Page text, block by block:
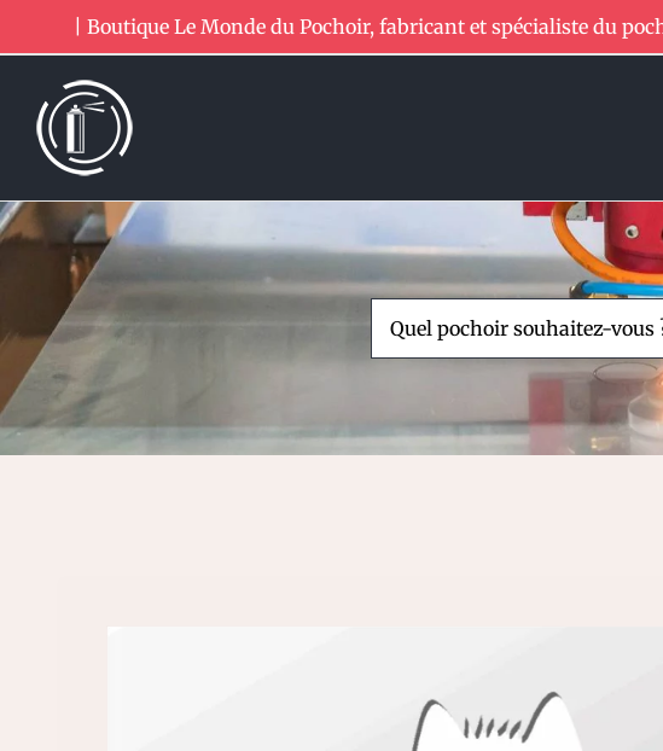
au
contenu
| Boutique Le Monde du Pochoir, fabricant et spécialiste du
Rechercher: